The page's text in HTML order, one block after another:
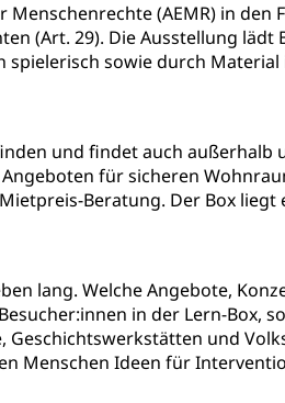
(AEMR) in
(Art. 29). Die Ausstellung
sowie durch
und findet auch
für sicheren
Beratung. Der Box liegt
lang. Welche Angebote,
in der Lern-Box,
und
Menschen Ideen für